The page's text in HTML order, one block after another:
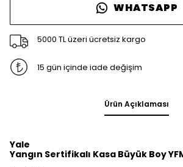
WHATSAPP
5000 TL üzeri ücretsiz kargo
15 gün içinde iade değişim
Ürün Açıklaması
Yale
Yangın Sertifikalı Kasa Büyük Boy